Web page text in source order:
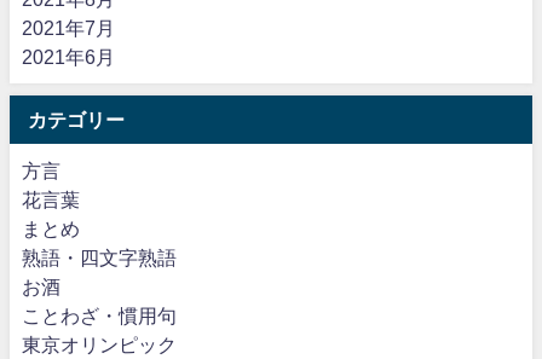
2021年7月
2021年6月
カテゴリー
方言
花言葉
まとめ
熟語・四文字熟語
お酒
ことわざ・慣用句
東京オリンピック